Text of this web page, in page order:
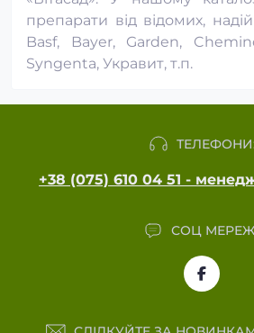
препарати від відомих,
Basf, Bayer, Garden,
Syngenta, Укравит, т.п.
+38 (075) 610 04 51 -
СОЦ